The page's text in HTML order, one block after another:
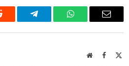
Telegram WhatsAppEmail
WebsiteFacebook